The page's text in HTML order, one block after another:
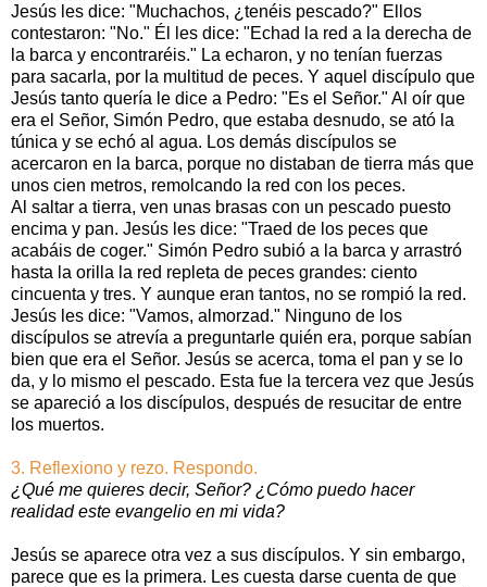
Jesús les dice: "Muchachos, ¿tenéis pescado?" Ellos
contestaron: "No." Él les dice: "Echad la red a la derecha de
la barca y encontraréis." La echaron, y no tenían fuerzas
para sacarla, por la multitud de peces. Y aquel discípulo que
Jesús tanto quería le dice a Pedro: "Es el Señor." Al oír que
era el Señor, Simón Pedro, que estaba desnudo, se ató la
túnica y se echó al agua. Los demás discípulos se
acercaron en la barca, porque no distaban de tierra más que
unos cien metros, remolcando la red con los peces.
Al saltar a tierra, ven unas brasas con un pescado puesto
encima y pan. Jesús les dice: "Traed de los peces que
acabáis de coger." Simón Pedro subió a la barca y arrastró
hasta la orilla la red repleta de peces grandes: ciento
cincuenta y tres. Y aunque eran tantos, no se rompió la red.
Jesús les dice: "Vamos, almorzad." Ninguno de los
discípulos se atrevía a preguntarle quién era, porque sabían
bien que era el Señor. Jesús se acerca, toma el pan y se lo
da, y lo mismo el pescado. Esta fue la tercera vez que Jesús
se apareció a los discípulos, después de resucitar de entre
los muertos.
3. Reflexiono y rezo. Respondo.
¿Qué me quieres decir, Señor? ¿Cómo puedo hacer
realidad este evangelio en mi vida?
Jesús se aparece otra vez a sus discípulos. Y sin embargo,
parece que es la primera. Les cuesta darse cuenta de que